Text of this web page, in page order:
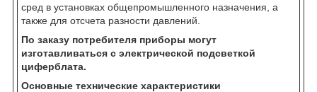
сред в установках общепромышленного назначения, а
также для отсчета разности давлений.
По заказу потребителя приборы могут
изготавливаться с электрической подсветкой
циферблата.
Основные технические характеристики